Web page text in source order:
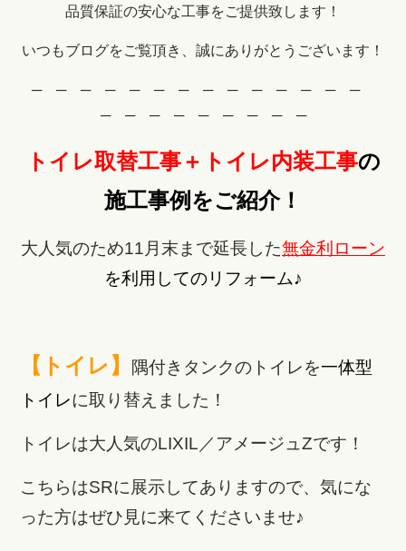
品質保証の安心な工事をご提供致します！
いつもブログをご覧頂き、誠にありがとうございます！
─ ─ ─ ─ ─ ─ ─ ─ ─ ─ ─ ─ ─ ─
─ ─ ─ ─ ─ ─ ─ ─ ─
トイレ取替工事＋トイレ内装工事の
施工事例をご紹介！
大人気のため11月末まで延長した無金利ローン
を利用してのリフォーム♪
【トイレ】 隅付きタンクのトイレを一体型
トイレに取り替えました！
トイレは大人気のLIXIL／アメージュZです！
こちらはSRに展示してありますので、気にな
った方はぜひ見に来てくださいませ♪